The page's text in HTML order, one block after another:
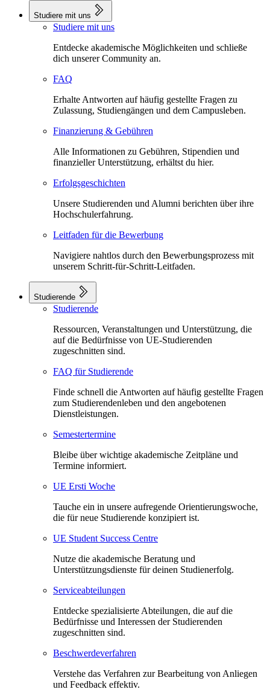
Studiere mit uns
Studiere mit uns
Entdecke akademische Möglichkeiten und schließe
dich unserer Community an.
FAQ
Erhalte Antworten auf häufig gestellte Fragen zu
Zulassung, Studiengängen und dem Campusleben.
Finanzierung & Gebühren
Alle Informationen zu Gebühren, Stipendien und
finanzieller Unterstützung, erhältst du hier.
Erfolgsgeschichten
Unsere Studierenden und Alumni berichten über ihre
Hochschulerfahrung.
Leitfaden für die Bewerbung
Navigiere nahtlos durch den Bewerbungsprozess mit
unserem Schritt-für-Schritt-Leitfaden.
Studierende
Studierende
Ressourcen, Veranstaltungen und Unterstützung, die
auf die Bedürfnisse von UE-Studierenden
zugeschnitten sind.
FAQ für Studierende
Finde schnell die Antworten auf häufig gestellte Fragen
zum Studierendenleben und den angebotenen
Dienstleistungen.
Semestertermine
Bleibe über wichtige akademische Zeitpläne und
Termine informiert.
UE Ersti Woche
Tauche ein in unsere aufregende Orientierungswoche,
die für neue Studierende konzipiert ist.
UE Student Success Centre
Nutze die akademische Beratung und
Unterstützungsdienste für deinen Studienerfolg.
Serviceabteilungen
Entdecke spezialisierte Abteilungen, die auf die
Bedürfnisse und Interessen der Studierenden
zugeschnitten sind.
Beschwerdeverfahren
Verstehe das Verfahren zur Bearbeitung von Anliegen
und Feedback effektiv.